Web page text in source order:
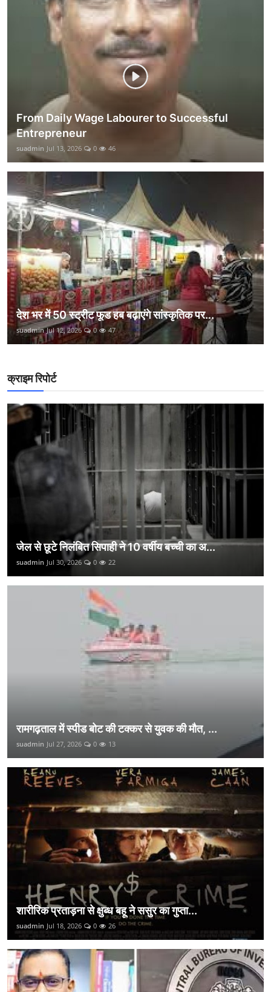
From Daily Wage Labourer to Successful
Entrepreneur
suadmin Jul 13, 2026 0 46
देश भर में 50 स्ट्रीट फूड हब बढ़ाएंगे सांस्कृतिक पर...
suadmin Jul 12, 2026 0 47
क्राइम रिपोर्ट
जेल से छूटे निलंबित सिपाही ने 10 वर्षीय बच्ची का अ...
suadmin Jul 30, 2026 0 22
रामगढ़ताल में स्पीड बोट की टक्कर से युवक की मौत, ...
suadmin Jul 27, 2026 0 13
शारीरिक प्रताड़ना से क्षुब्ध बहू ने ससुर का गुप्ता...
suadmin Jul 18, 2026 0 26